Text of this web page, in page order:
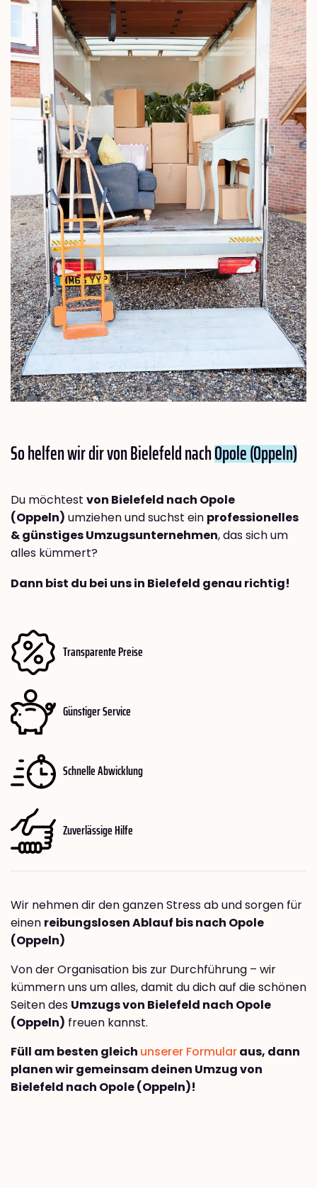
So helfen wir dir von Bielefeld nachOpole (Oppeln)
Du möchtest von Bielefeld nach Opole
(Oppeln) umziehen und suchst ein professionelles
& günstiges Umzugsunternehmen, das sich um
alles kümmert?
Dann bist du bei uns in Bielefeld genau richtig!
Transparente Preise
Günstiger Service
Schnelle Abwicklung
Zuverlässige Hilfe
Wir nehmen dir den ganzen Stress ab und sorgen für
einen reibungslosen Ablauf bis nach Opole
(Oppeln)
Von der Organisation bis zur Durchführung – wir
kümmern uns um alles, damit du dich auf die schönen
Seiten des Umzugs von Bielefeld nach Opole
(Oppeln) freuen kannst.
Füll am besten gleich unserer Formularaus, dann
planen wir gemeinsam deinen Umzug von
Bielefeld nach Opole (Oppeln)!